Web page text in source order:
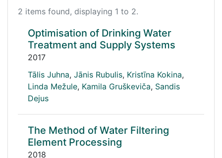
2 items found, displaying 1 to 2.
Optimisation of Drinking Water
Treatment and Supply Systems
2017
Tālis Juhna, Jānis Rubulis, Kristīna Kokina,
Linda Mežule, Kamila Gruškeviča, Sandis
Dejus
The Method of Water Filtering
Element Processing
2018